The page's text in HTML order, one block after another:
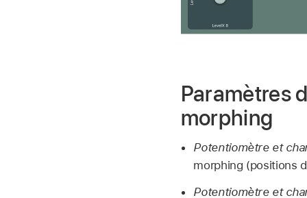
Paramètres
morphing
Potentiomètre et
morphing (positions
Potentiomètre et